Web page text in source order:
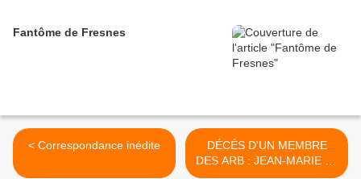
Fantôme de Fresnes
< Correspondance inédite
DÉCÉS D'UN MEMBRE
DES ARB : JEAN-MARIE LE
PEN >